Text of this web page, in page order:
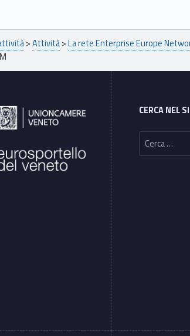
>Attività>La rete Enterprise Europe
CERCA NEL
Ricerca per: